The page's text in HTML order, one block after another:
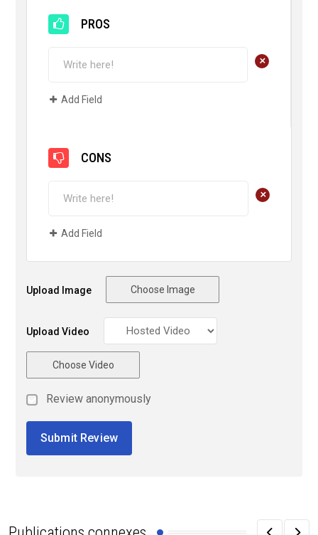
PROS
+
Add Field
CONS
+
Add Field
Upload Image Choose Image
Upload Video
Choose Video
Review anonymously